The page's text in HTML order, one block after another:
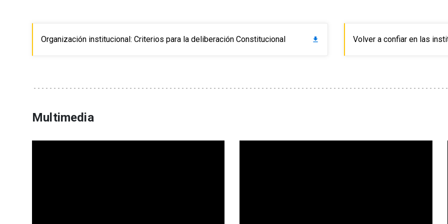
Organización institucional: Criterios para la deliberación Constitucional get_app Volver a confiar en las
Multimedia